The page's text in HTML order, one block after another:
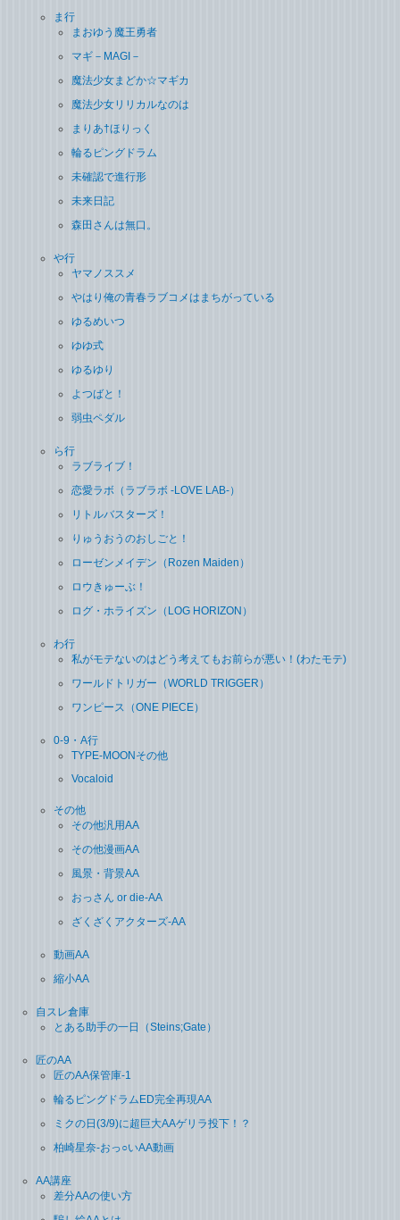
ま行
まおゆう魔王勇者
マギ－MAGI－
魔法少女まどか☆マギカ
魔法少女リリカルなのは
まりあ†ほりっく
輪るピングドラム
未確認で進行形
未来日記
森田さんは無口。
や行
ヤマノススメ
やはり俺の青春ラブコメはまちがっている
ゆるめいつ
ゆゆ式
ゆるゆり
よつばと！
弱虫ペダル
ら行
ラブライブ！
恋愛ラボ（ラブラボ ‐LOVE LAB‐）
リトルバスターズ！
りゅうおうのおしごと！
ローゼンメイデン（Rozen Maiden）
ロウきゅーぶ！
ログ・ホライズン（LOG HORIZON）
わ行
私がモテないのはどう考えてもお前らが悪い！(わたモテ)
ワールドトリガー（WORLD TRIGGER）
ワンピース（ONE PIECE）
0-9・A行
TYPE-MOONその他
Vocaloid
その他
その他汎用AA
その他漫画AA
風景・背景AA
おっさん or die-AA
ざくざくアクターズ-AA
動画AA
縮小AA
自スレ倉庫
とある助手の一日（Steins;Gate）
匠のAA
匠のAA保管庫-1
輪るピングドラムED完全再現AA
ミクの日(3/9)に超巨大AAゲリラ投下！？
柏崎星奈-おっ○いAA動画
AA講座
差分AAの使い方